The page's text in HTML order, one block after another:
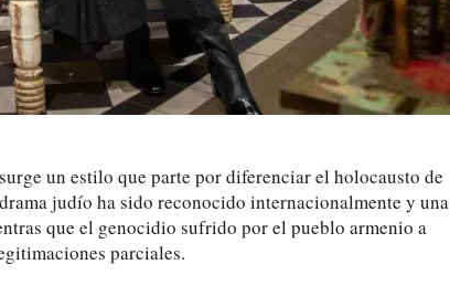
un estilo que parte por diferenciar el holocausto de
judío ha sido reconocido internacionalmente y una
que el genocidio sufrido por el pueblo armenio a
parciales.